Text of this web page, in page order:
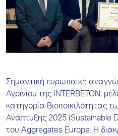
Σημαντική ευρωπαϊκή
Αγρινίου της INTERBETON,
κατηγορία Βιοποικιλότητας
Ανάπτυξης 2025 (Sustainable
του Aggregates Europe. Η